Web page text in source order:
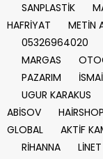
SANPLASTİK
HAFRİYAT
METİN
05326964020
MARGAS
PAZARIM
UGUR KARAKUS
ABİSOV
HAİRSHOP
GLOBAL
AKTİF
RİHANNA
LİNET